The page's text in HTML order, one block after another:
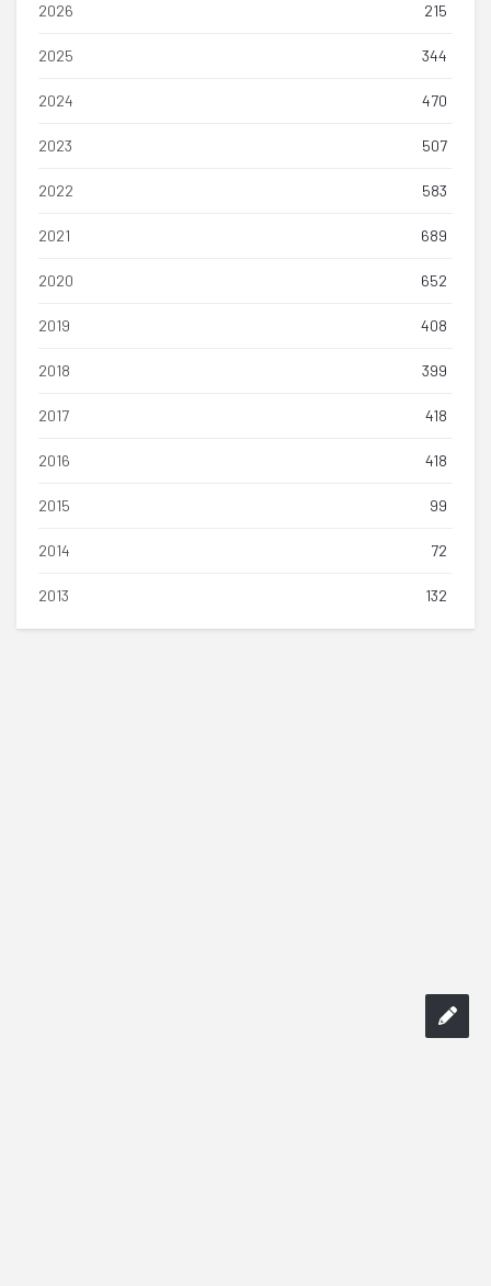
2026 215
2025 344
2024 470
2023 507
2022 583
2021 689
2020 652
2019 408
2018 399
2017 418
2016 418
2015 99
2014 72
2013 132